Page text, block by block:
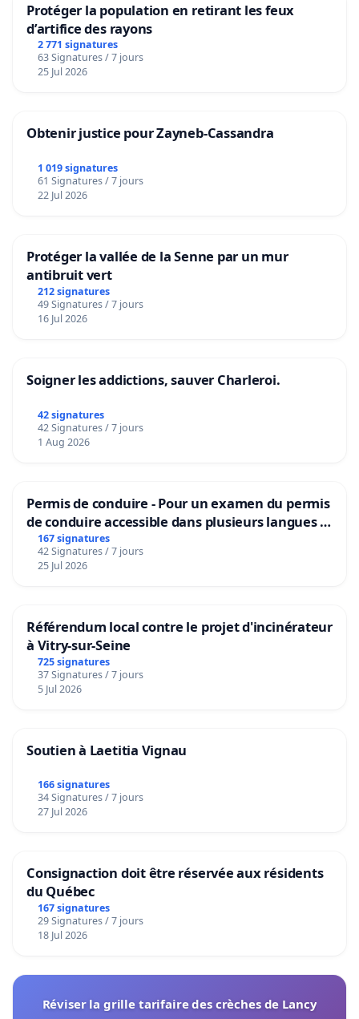
Protéger la population en retirant les feux
d’artifice des rayons
2 771 signatures
63 Signatures / 7 jours
25 Jul 2026
Obtenir justice pour Zayneb-Cassandra
1 019 signatures
61 Signatures / 7 jours
22 Jul 2026
Protéger la vallée de la Senne par un mur
antibruit vert
212 signatures
49 Signatures / 7 jours
16 Jul 2026
Soigner les addictions, sauver Charleroi.
42 signatures
42 Signatures / 7 jours
1 Aug 2026
Permis de conduire - Pour un examen du permis
de conduire accessible dans plusieurs langues à
Bruxelles
167 signatures
42 Signatures / 7 jours
25 Jul 2026
Référendum local contre le projet d'incinérateur
à Vitry-sur-Seine
725 signatures
37 Signatures / 7 jours
5 Jul 2026
Soutien à Laetitia Vignau
166 signatures
34 Signatures / 7 jours
27 Jul 2026
Consignaction doit être réservée aux résidents
du Québec
167 signatures
29 Signatures / 7 jours
18 Jul 2026
Réviser la grille tarifaire des crèches de Lancy